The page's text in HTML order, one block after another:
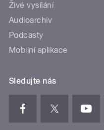
Živé vysílání
Audioarchiv
Podcasty
Mobilní aplikace
Sledujte nás